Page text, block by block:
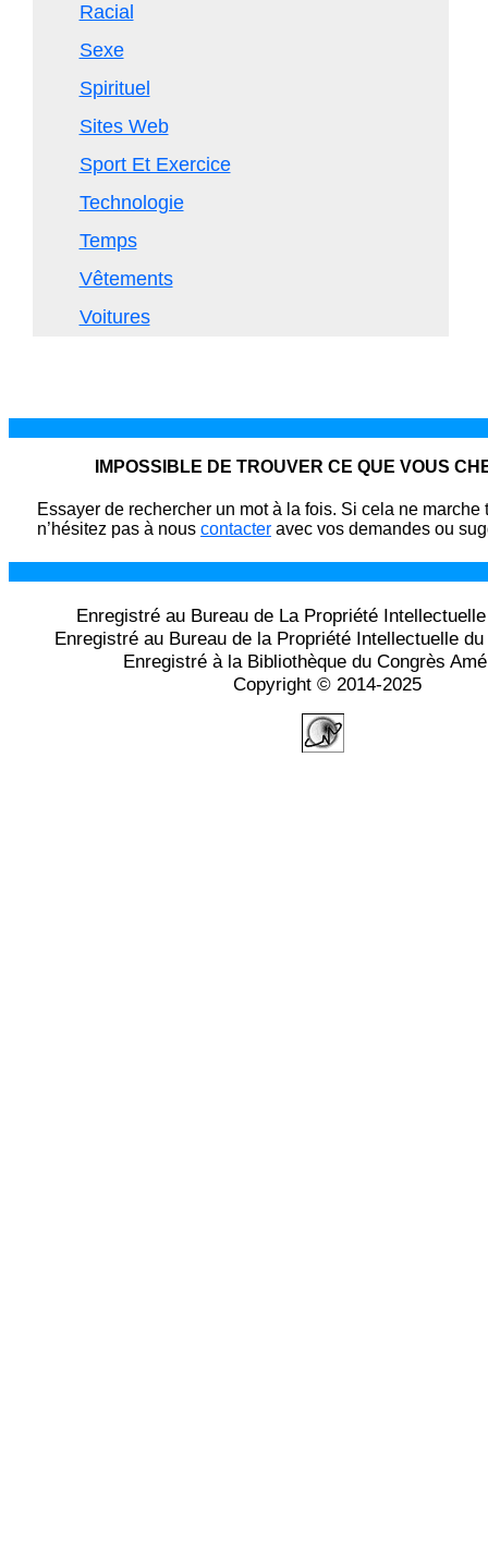
Racial
Sexe
Spirituel
Sites Web
Sport Et Exercice
Technologie
Temps
Vêtements
Voitures
IMPOSSIBLE DE TROUVER CE QUE VOUS
Essayer de rechercher un mot à la fois. Si cela ne marche
n’hésitez pas à nous contacter avec vos demandes ou
Enregistré au Bureau de La Propriété
Enregistré au Bureau de la Propriété Intellectuelle
Enregistré à la Bibliothèque du Congrès
Copyright © 2014-2025